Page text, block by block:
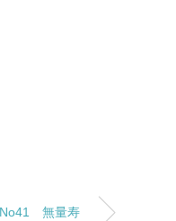
No41 無量寿